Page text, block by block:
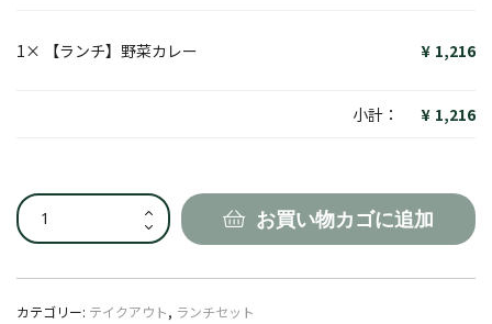
1× 【ランチ】野菜カレー 1,216
小計： 1,216
【ラ
ン
野
菜
お買い物カゴに追加
カテゴリー: テイクアウト, ランチセット